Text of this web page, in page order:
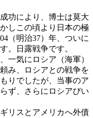
功により、博士は莫大
しこの頃より日本の極
（明治37）年、ついに
。日露戦争です。
一気にロシア（海軍）
み、ロシアとの戦争を
りでしたが、当事のア
ず、さらにロシアびい
リスとアメリカへ外債